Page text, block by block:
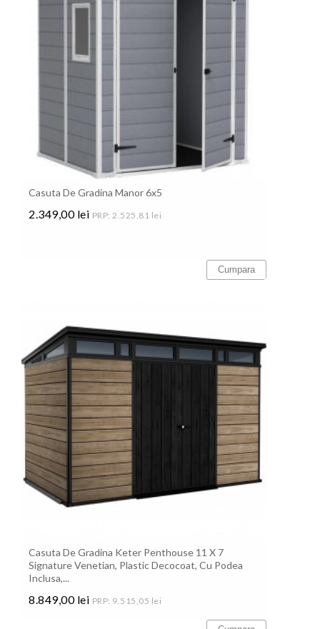
Casuta De Gradina Manor 6x5
2.349,00 lei PRP: 2.525,81 lei
Cumpara
Casuta De Gradina Keter Penthouse 11 X 7
Signature Venetian, Plastic Decocoat, Cu Podea
Inclusa,...
8.849,00 lei PRP: 9.515,05 lei